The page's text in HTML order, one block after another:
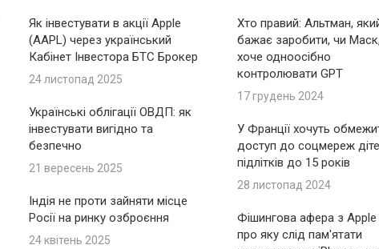
Як інвестувати в акції Apple
(AAPL) через український
Кабінет Інвестора БТС Брокер
24 листопад 2025
Українські облігації ОВДП: як
інвестувати вигідно та
безпечно
21 вересень 2025
Індія не проти зайняти місце
Росії на ринку озброєння
24 квітень 2025
Хто правий: Альтман,
бажає заробити, чи
хоче одноосібно
контролювати GPT
17 грудень 2024
У Франції хочуть
доступ до соцмереж
підлітків до 15 років
28 листопад 2024
Фішингова афера з Apple
про яку слід пам'ятати